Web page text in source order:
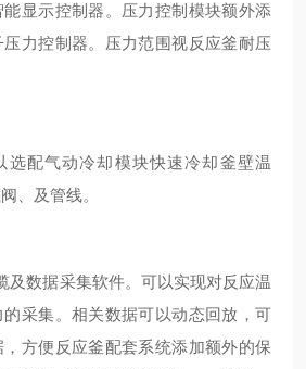
显示控制器。压力控制模块额外添
力控制器。压力范围视反应釜耐压
选配气动冷却模块快速冷却釜壁温
、及管线。
及数据采集软件。 可以实现对反应温
采集。相关数据可以动态回放，可
方便反应釜配套系统添加额外的保